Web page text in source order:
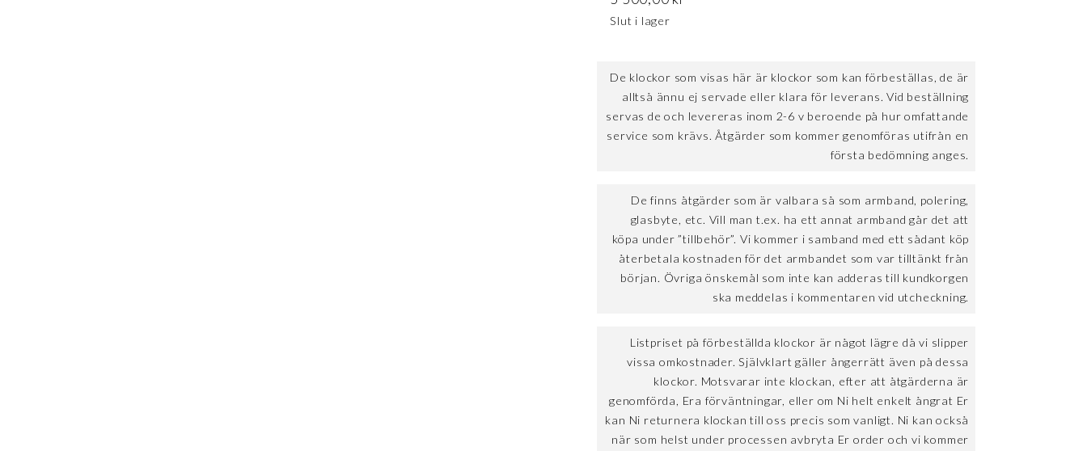
Slut i lager
De klockor som visas här är klockor som kan förbeställas, de är
alltså ännu ej servade eller klara för leverans. Vid beställning
servas de och levereras inom 2-6 v beroende på hur omfattande
service som krävs. Åtgärder som kommer genomföras utifrån en
första bedömning anges.
De finns åtgärder som är valbara så som armband, polering,
glasbyte, etc. Vill man t.ex. ha ett annat armband går det att
köpa under ”tillbehör”. Vi kommer i samband med ett sådant köp
återbetala kostnaden för det armbandet som var tilltänkt från
början. Övriga önskemål som inte kan adderas till kundkorgen
ska meddelas i kommentaren vid utcheckning.
Listpriset på förbeställda klockor är något lägre då vi slipper
vissa omkostnader. Självklart gäller ångerrätt även på dessa
klockor. Motsvarar inte klockan, efter att åtgärderna är
genomförda, Era förväntningar, eller om Ni helt enkelt ångrat Er
kan Ni returnera klockan till oss precis som vanligt. Ni kan också
när som helst under processen avbryta Er order och vi kommer